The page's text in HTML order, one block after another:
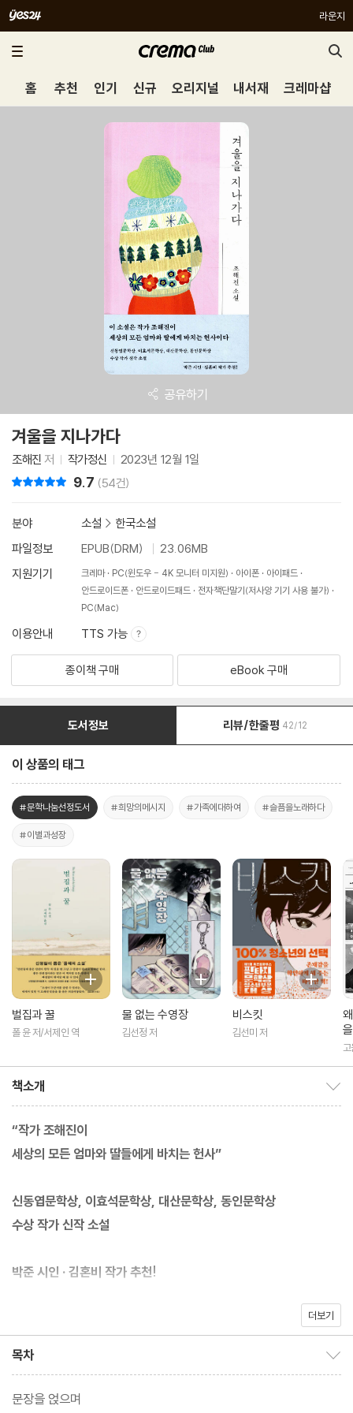
라운지
홈 추천 인기 신규 오리지널 내서재 크레마샵
공유하기
겨울을 지나가다
조해진 저 작가정신 2023년 12월 1일
9.7 (54건)
분야 소설 > 한국소설
파일정보
EPUB(DRM)
23.06MB
지원기기
크레마 PC(윈도우 - 4K 모니터 미지원) 아이폰
아이패드
안드로이드폰
안드로이드패드
전자책단말기(저사양 기기 사용 불가)
PC(Mac)
이용안내 TTS 가능
종이책 구매 eBook 구매
도서정보 리뷰/한줄평 42/12
이 상품의 태그
#문학나눔선정도서 #희망의메시지 #가족에대하여 #슬픔을노래하다
#이별과성장
벌집과 꿀
폴 윤 저/서제인 역
물 없는 수영장
김선정 저
비스킷
김선미 저
책소개
“작가 조해진이
세상의 모든 엄마와 딸들에게 바치는 헌사”
신동엽문학상, 이효석문학상, 대산문학상, 동인문학상
수상 작가 신작 소설
박준 시인 · 김혼비 작가 추천!
“이토록 작은 사실들을 그러쥐고 작가는 그리고 우리는
더보기
목차
문장을 얹으며